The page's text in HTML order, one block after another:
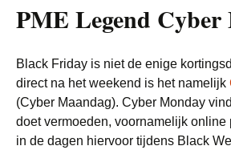
PME Legend Cyber
Black Friday is niet de enige
direct na het weekend is het namelijk
(Cyber Maandag). Cyber Monday
doet vermoeden, voornamelijk online
in de dagen hiervoor tijdens Black